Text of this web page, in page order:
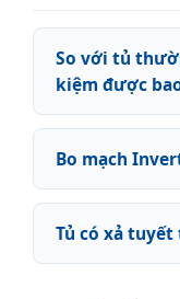
So với tủ
kiệm được
Bo mạch
Tủ có xả